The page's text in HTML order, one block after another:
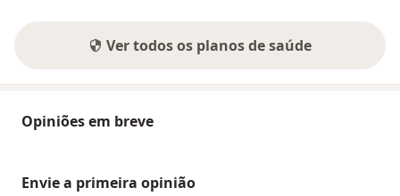
Ver todos os planos de saúde
Opiniões em breve
Envie a primeira opinião